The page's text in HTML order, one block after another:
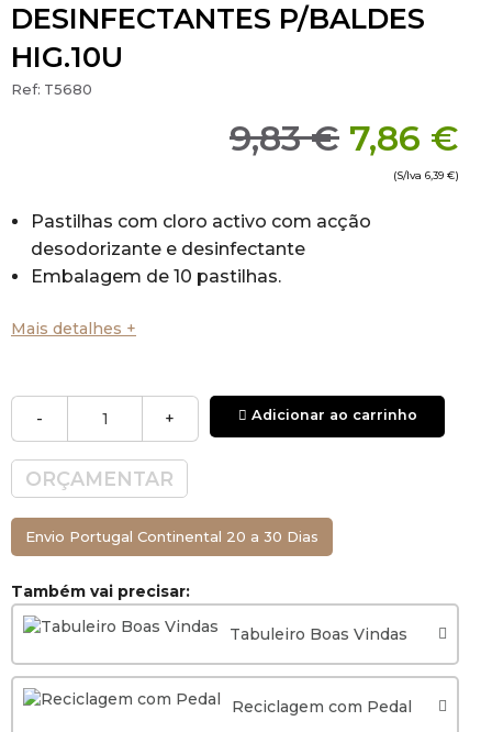
DESINFECTANTES P/BALDES
HIG.10U
Ref: T5680
9,83 € 7,86 €
(S/Iva 6,39 €)
Pastilhas com cloro activo com acção
desodorizante e desinfectante
Embalagem de 10 pastilhas.
Mais detalhes +
- + Adicionar ao carrinho
ORÇAMENTAR
Envio Portugal Continental 20 a 30 Dias
Também vai precisar:
Tabuleiro Boas Vindas
Reciclagem com Pedal